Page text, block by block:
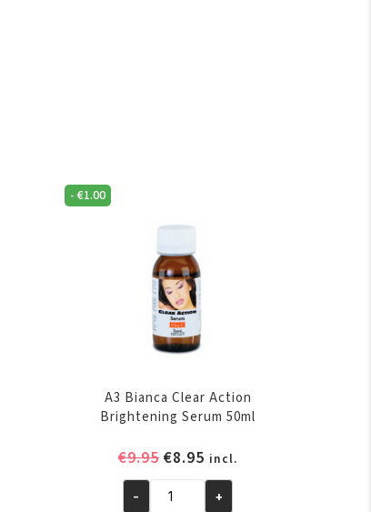
-€1.00
A3 Bianca Clear Action
Brightening Serum 50ml
€9.95 Oorspronkelijke
was:
€8.95 Huidige
prijs
is:
incl.
A3 - +